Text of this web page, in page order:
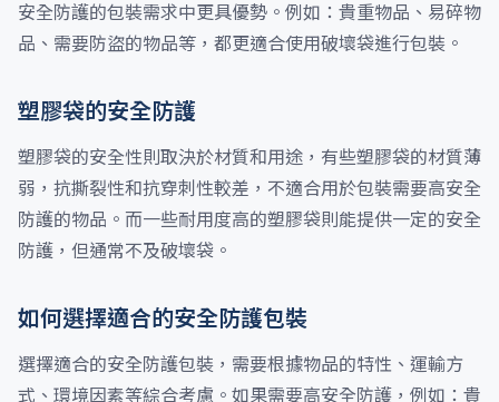
安全防護的包裝需求中更具優勢。例如：貴重物品、易碎物
品、需要防盜的物品等，都更適合使用破壞袋進行包裝。
塑膠袋的安全防護
塑膠袋的安全性則取決於材質和用途，有些塑膠袋的材質薄
弱，抗撕裂性和抗穿刺性較差，不適合用於包裝需要高安全
防護的物品。而一些耐用度高的塑膠袋則能提供一定的安全
防護，但通常不及破壞袋。
如何選擇適合的安全防護包裝
選擇適合的安全防護包裝，需要根據物品的特性、運輸方
式、環境因素等綜合考慮。如果需要高安全防護，例如：貴